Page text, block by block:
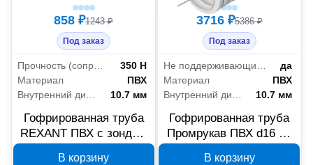
858 ₽1243 ₽
Под заказ
350 Н
Материал
ПВХ
10.7 мм
Гофрированная труба
REXANT ПВХ с зондом
В корзину
3716 ₽5386 ₽
Под заказ
да
Материал
ПВХ
10.7 мм
Гофрированная труба
Промрукав ПВХ d16 50
В корзину